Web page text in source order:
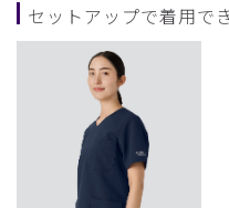
セットアップで着用で